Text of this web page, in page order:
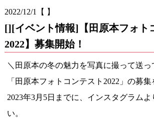
2022/12/1 【 】
[][イベント情報]【田原本フォト
2022】募集開始！
＼田原本の冬の魅力を写真に撮って送っ
「田原本フォトコンテスト2022」の募集
2023年3月5日までに、インスタグラム
い。